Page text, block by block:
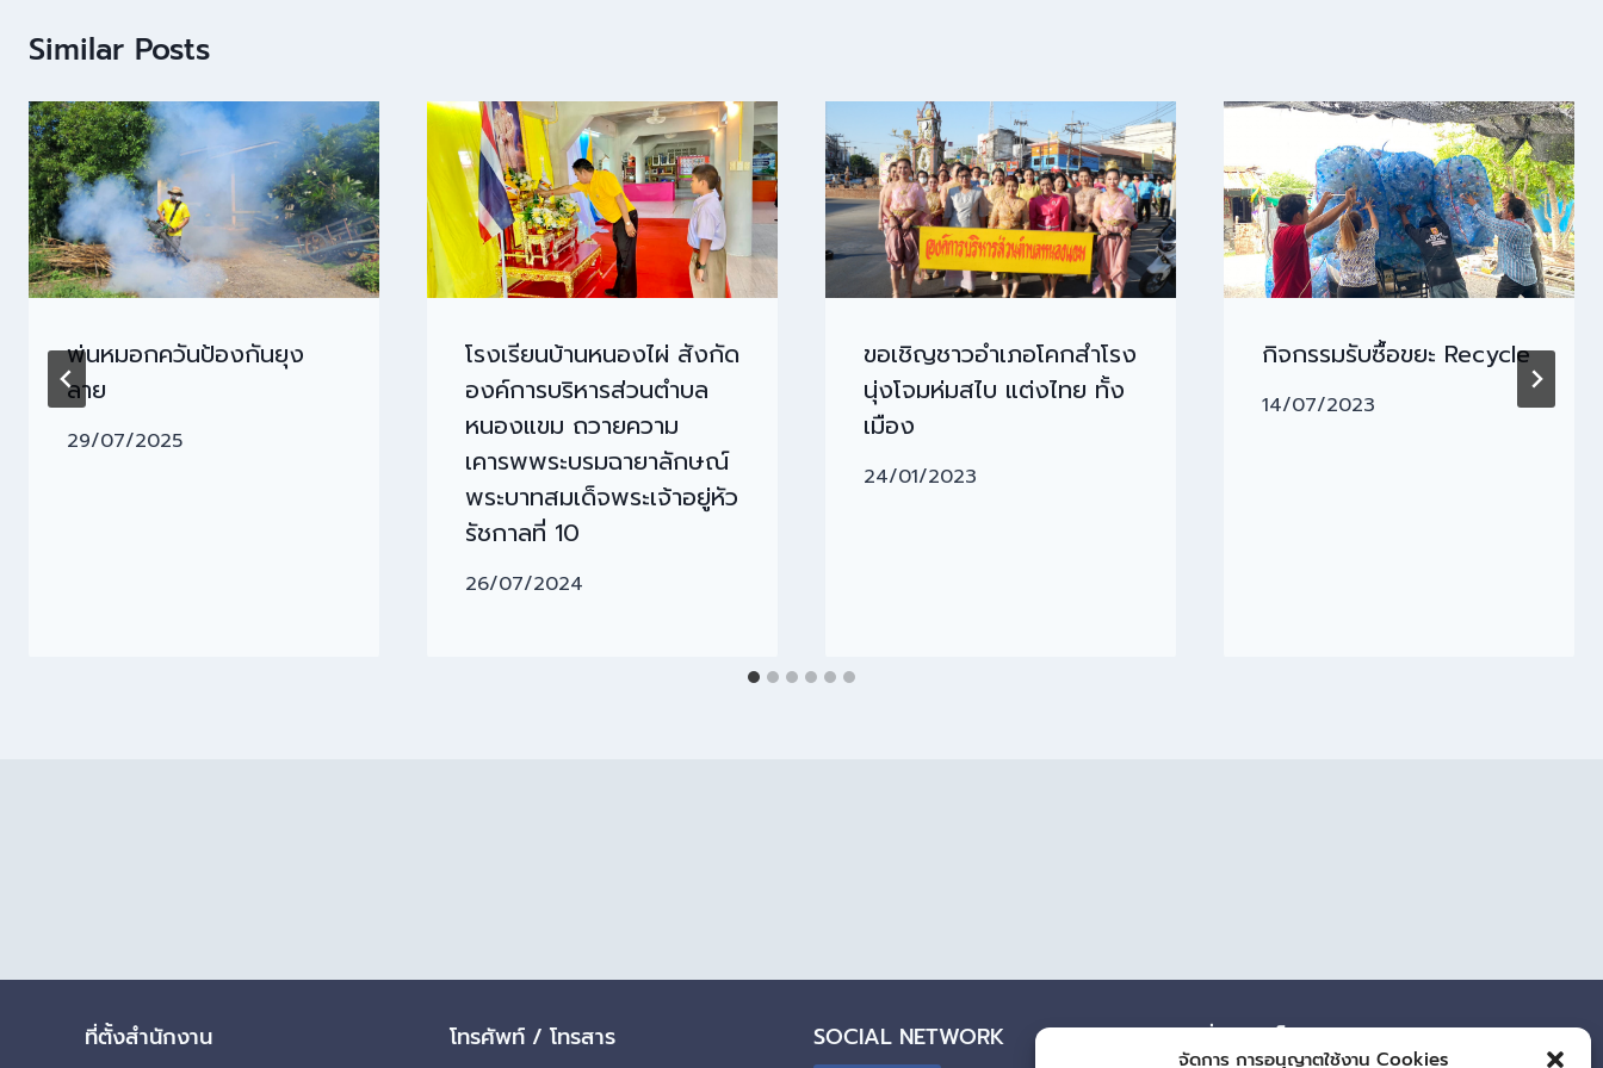
จัดการ การอนุญาตใช้งาน Cookies
Similar Posts
พ่นหมอกควันป้องกันยุง
ลาย
29/07/2025
โรงเรียนบ้านหนองไผ่ สังกัด
องค์การบริหารส่วนตำบล
หนองแขม ถวายความ
เคารพพระบรมฉายาลักษณ์
พระบาทสมเด็จพระเจ้าอยู่หัว
รัชกาลที่ 10
26/07/2024
ขอเชิญชาวอำเภอโคกสำโรง
นุ่งโจมห่มสไบ แต่งไทย ทั้ง
เมือง
24/01/2023
กิจกรรมรับซื้อขยะ Recycle
14/07/2023
ที่ตั้งสำนักงาน โทรศัพท์ / โทรสาร SOCIAL NETWORK ผู้เยี่ยมชมเว็บไซต์